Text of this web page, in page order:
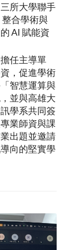
所大學聯手
合學術與
AI 賦能資
任主導單
，促進學術
智慧運算與
並與高雄大
學系共同簽
業師資與課
出題並邀請
向的堅實學